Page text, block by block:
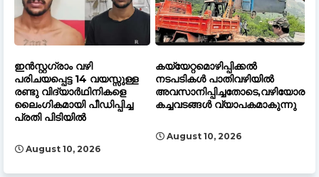
ഇൻസ്റ്റഗ്രാം വഴി
പരിചയപ്പെട്ട 14 വയസ്സുള്ള
രണ്ടു വിദ്യാർഥിനികളെ
ലൈംഗികമായി പീഡിപ്പിച്ച
പ്രതി പിടിയിൽ
August 10, 2026
കയ്യേറ്റമൊഴിപ്പിക്കൽ
നടപടികൾ പാതിവഴിയിൽ
അവസാനിപ്പിച്ചതോടെ,വഴിയോര
കച്ചവടങ്ങൾ വ്യാപകമാകുന്നു
August 10, 2026